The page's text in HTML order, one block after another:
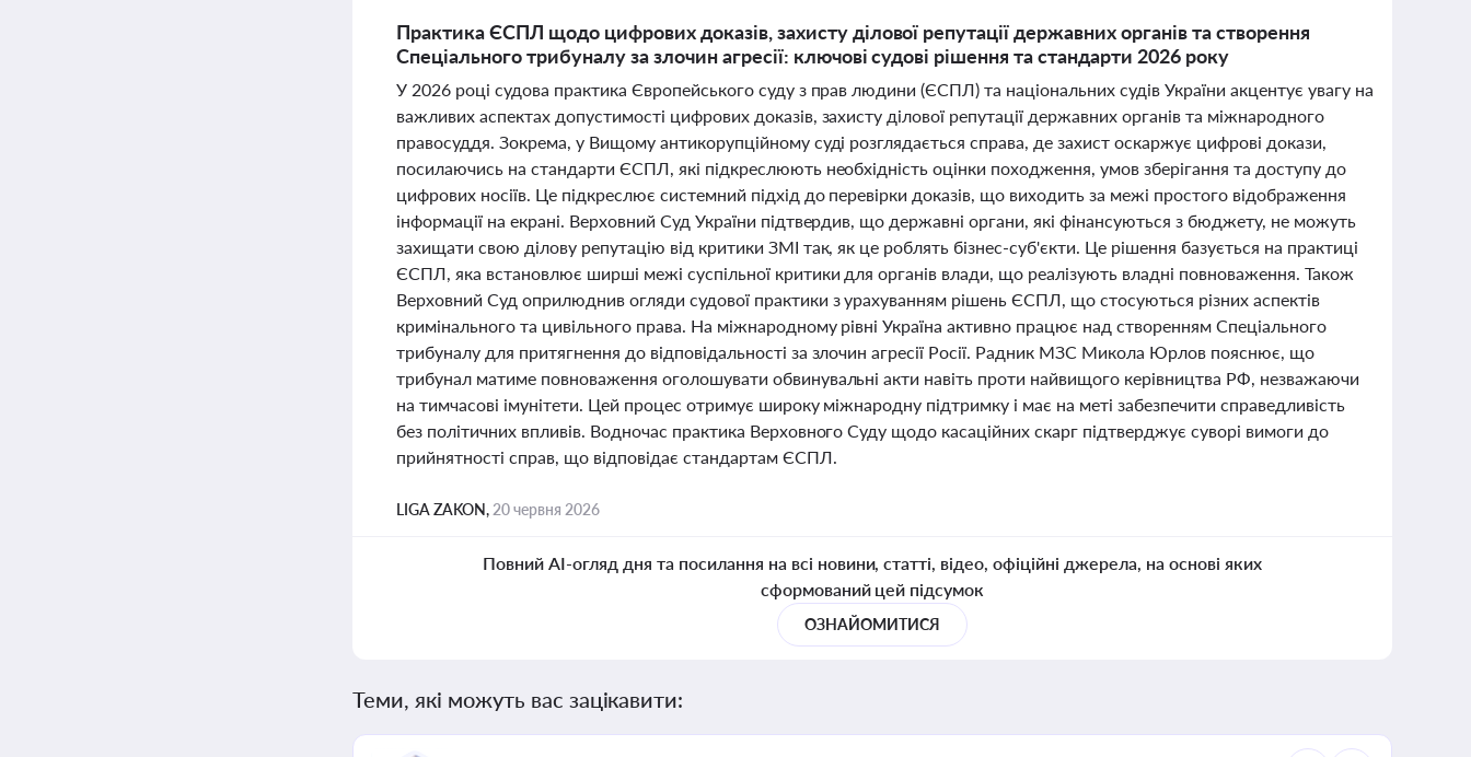
Практика ЄСПЛ щодо цифрових доказів, захисту ділової репутації державних органів та створення
Спеціального трибуналу за злочин агресії: ключові судові рішення та стандарти 2026 року
У 2026 році судова практика Європейського суду з прав людини (ЄСПЛ) та національних судів України акцентує увагу на
важливих аспектах допустимості цифрових доказів, захисту ділової репутації державних органів та міжнародного
правосуддя. Зокрема, у Вищому антикорупційному суді розглядається справа, де захист оскаржує цифрові докази,
посилаючись на стандарти ЄСПЛ, які підкреслюють необхідність оцінки походження, умов зберігання та доступу до
цифрових носіїв. Це підкреслює системний підхід до перевірки доказів, що виходить за межі простого відображення
інформації на екрані. Верховний Суд України підтвердив, що державні органи, які фінансуються з бюджету, не можуть
захищати свою ділову репутацію від критики ЗМІ так, як це роблять бізнес-суб'єкти. Це рішення базується на практиці
ЄСПЛ, яка встановлює ширші межі суспільної критики для органів влади, що реалізують владні повноваження. Також
Верховний Суд оприлюднив огляди судової практики з урахуванням рішень ЄСПЛ, що стосуються різних аспектів
кримінального та цивільного права. На міжнародному рівні Україна активно працює над створенням Спеціального
трибуналу для притягнення до відповідальності за злочин агресії Росії. Радник МЗС Микола Юрлов пояснює, що
трибунал матиме повноваження оголошувати обвинувальні акти навіть проти найвищого керівництва РФ, незважаючи
на тимчасові імунітети. Цей процес отримує широку міжнародну підтримку і має на меті забезпечити справедливість
без політичних впливів. Водночас практика Верховного Суду щодо касаційних скарг підтверджує суворі вимоги до
прийнятності справ, що відповідає стандартам ЄСПЛ.
LIGA ZAKON, 20 червня 2026
Повний AI-огляд дня та посилання на всі новини, статті, відео, офіційні джерела, на основі яких
сформований цей підсумок
ОЗНАЙОМИТИСЯ
Теми, які можуть вас зацікавити: